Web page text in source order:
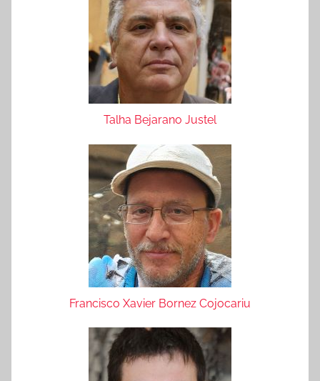
Talha Bejarano Justel
Francisco Xavier Bornez Cojocariu